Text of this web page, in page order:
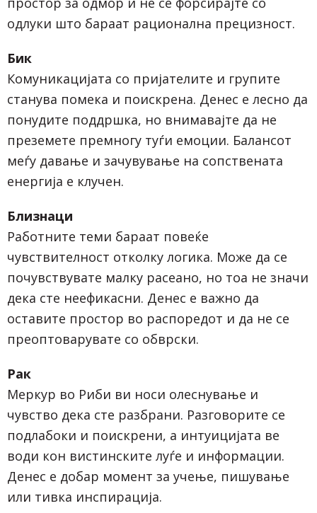
одлуки што бараат рационална прецизност.
Бик
Комуникацијата со пријателите и групите
станува помека и поискрена. Денес е лесно да
понудите поддршка, но внимавајте да не
преземете премногу туѓи емоции. Балансот
меѓу давање и зачувување на сопствената
енергија е клучен.
Близнаци
Работните теми бараат повеќе
чувствителност отколку логика. Може да се
почувствувате малку расеано, но тоа не значи
дека сте неефикасни. Денес е важно да
оставите простор во распоредот и да не се
преоптоварувате со обврски.
Рак
Меркур во Риби ви носи олеснување и
чувство дека сте разбрани. Разговорите се
подлабоки и поискрени, а интуицијата ве
води кон вистинските луѓе и информации.
Денес е добар момент за учење, пишување
или тивка инспирација.